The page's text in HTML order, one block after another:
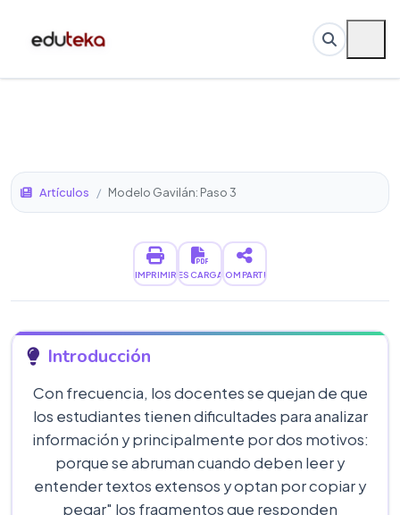
Artículos / Modelo Gavilán: Paso 3
IMPRIMIRDESCARGARCOMPARTIR
Introducción
Con frecuencia, los docentes se quejan de que
los estudiantes tienen dificultades para analizar
información y principalmente por dos motivos:
porque se abruman cuando deben leer y
entender textos extensos y optan por copiar y
pegar" los fragmentos que responden